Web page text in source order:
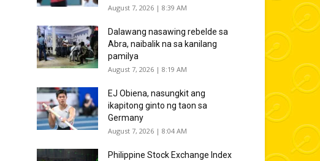
August 7, 2026 | 8:39 AM
Dalawang nasawing rebelde sa
Abra, naibalik na sa kanilang
pamilya
August 7, 2026 | 8:19 AM
EJ Obiena, nasungkit ang
ikapitong ginto ng taon sa
Germany
August 7, 2026 | 8:04 AM
Philippine Stock Exchange Index